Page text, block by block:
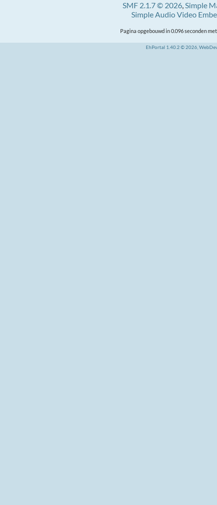
SMF 2.1.7 © 2026,Simple
Simple Audio Video
Pagina opgebouwd in 0.096 seconden
EhPortal 1.40.2 © 2026,